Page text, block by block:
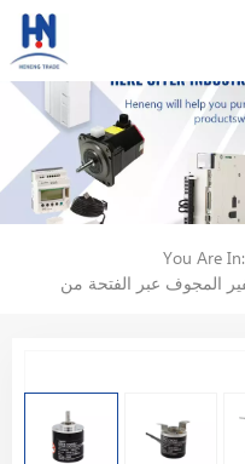
You Are In: